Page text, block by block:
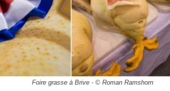
Foire grasse à Brive - © Roman Ramshorn